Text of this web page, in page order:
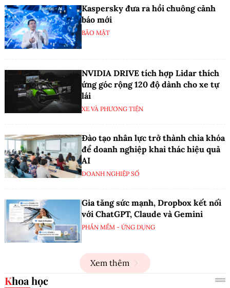
Kaspersky đưa ra hồi chuông cảnh
báo mới
BẢO MẬT
NVIDIA DRIVE tích hợp Lidar thích
ứng góc rộng 120 độ dành cho xe tự
lái
XE VÀ PHƯƠNG TIỆN
Đào tạo nhân lực trở thành chìa khóa
để doanh nghiệp khai thác hiệu quả
AI
DOANH NGHIỆP SỐ
Gia tăng sức mạnh, Dropbox kết nối
với ChatGPT, Claude và Gemini
PHẦN MỀM - ỨNG DỤNG
Xem thêm
Khoa học